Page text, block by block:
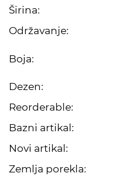
Širina:
Održavanje:
Boja:
Dezen:
Reorderable:
Bazni artikal:
Novi artikal:
Zemlja porekla: